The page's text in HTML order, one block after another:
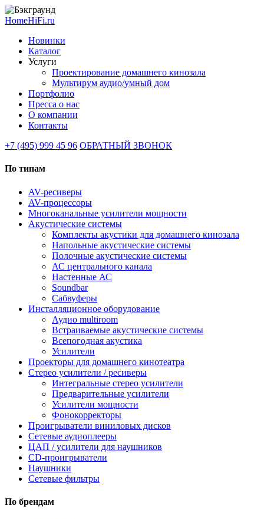
HomeHiFi.ru
Новинки
Каталог
Услуги
Проектирование домашнего кинозала
Мультирум аудио/умный дом
Портфолио
Пресса о нас
О компании
Контакты
+7 (495) 999 45 96 ОБРАТНЫЙ ЗВОНОК
По типам
AV-ресиверы
AV-процессоры
Многоканальные усилители мощности
Акустические системы
Комплекты акустики для домашнего кинозала
Напольные акустические системы
Полочные акустические системы
АС центрального канала
Настенные АС
Soundbar
Сабвуферы
Инсталляционное оборудование
Аудио multiroom
Встраиваемые акустические системы
Всепогодная акустика
Усилители
Проекторы для домашнего кинотеатра
Стерео усилители / ресиверы
Интегральные стерео усилители
Предварительные усилители
Усилители мощности
Фонокорректоры
Проигрыватели виниловых дисков
Сетевые аудиоплееры
ЦАП / усилители для наушников
CD-проигрыватели
Наушники
Сетевые фильтры
По брендам